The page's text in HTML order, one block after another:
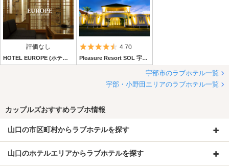
評価なし
HOTEL EUROPE (ホテル ヨーロッパ)
5つ星のうち4.5
4.70
Pleasure Resort SOL 宇部店 (ソル宇部店)
宇部市のラブホテル一覧
宇部・小野田エリアのラブホテル一覧
カップルズおすすめラブホ情報
山口の市区町村からラブホテルを探す
山口のホテルエリアからラブホテルを探す